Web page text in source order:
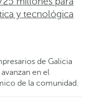
y tecnológica
de Galicia
en el
de la comunidad.